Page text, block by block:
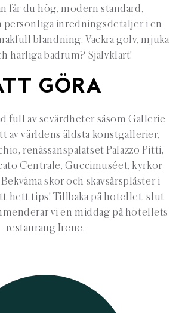
får du hög, modern standard,
personliga inredningsdetaljer i en
blandning. Vackra golv, mjuka
härliga badrum? Självklart!
GÖRA
full av sevärdheter såsom Gallerie
av världens äldsta konstgallerier,
renässanspalatset Palazzo Pitti,
Centrale, Guccimuséet, kyrkor
skor och skavsårsplåster i
hett tips! Tillbaka på hotellet, slut
vi en middag på hotellets
restaurang Irene.